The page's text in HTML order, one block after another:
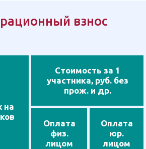
взнос
на
Стоимость за 1
участника, руб. без
прож. и др.
Оплата
физ.
лицом
Оплата
юр.
лицом